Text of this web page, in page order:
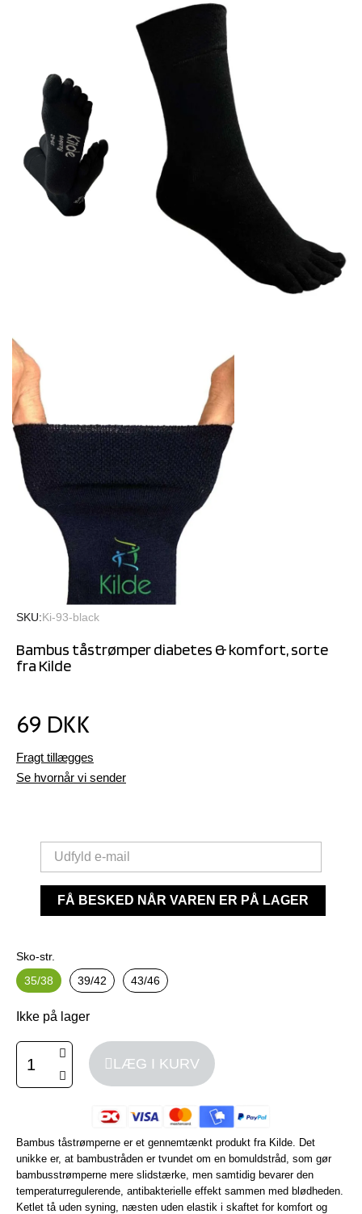
SKU Ki-93-black
Bambus tåstrømper diabetes & komfort, sorte
fra Kilde
69 DKK
Fragt tillægges
Se hvornår vi sender
FÅ BESKED NÅR VAREN ER PÅ LAGER
Sko-str.
35/38
39/42 43/46
Ikke på lager
LÆG I KURV
Bambus tåstrømperne er et gennemtænkt produkt fra Kilde. Det
unikke er, at bambustråden er tvundet om en bomuldstråd, som gør
bambusstrømperne mere slidstærke, men samtidig bevarer den
temperaturregulerende, antibakterielle effekt sammen med blødheden.
Ketlet tå uden syning, næsten uden elastik i skaftet for komfort og